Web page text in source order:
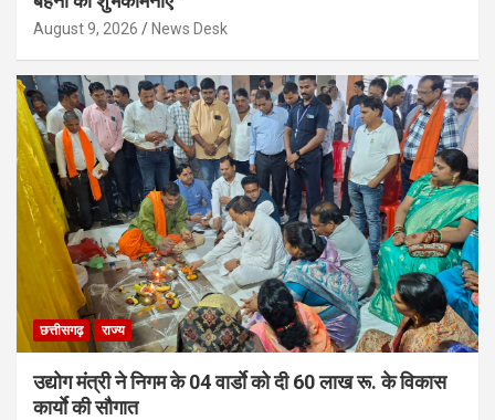
August 9, 2026 News Desk
छत्तीसगढ़ राज्य
उद्योग मंत्री ने निगम के 04 वार्डाे को दी 60 लाख रू. के विकास
कार्याे की सौगात